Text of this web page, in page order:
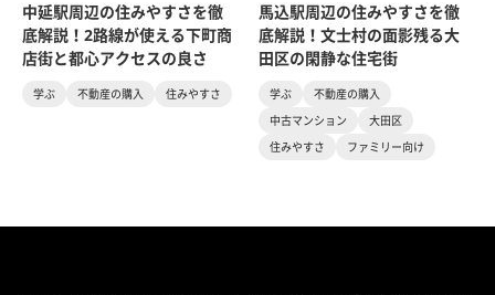
中延駅周辺の住みやすさを徹
底解説！2路線が使える下町商
店街と都心アクセスの良さ
学ぶ 不動産の購入 住みやすさ
馬込駅周辺の住みやすさを徹
底解説！文士村の面影残る大
田区の閑静な住宅街
学ぶ
不動産の購入
中古マンション
大田区
住みやすさ
ファミリー向け